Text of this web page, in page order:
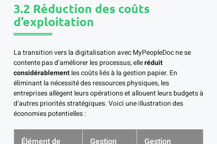
3.2 Réduction des coûts
d’exploitation
La transition vers la digitalisation avec MyPeopleDoc ne se
contente pas d’améliorer les processus; elleréduit
considérablementles coûts liés à la gestion papier. En
éliminant la nécessité des ressources physiques, les
entreprises allègent leurs opérations et allouent leurs budgets à
d’autres priorités stratégiques. Voici une illustration des
économies potentielles :
Élément de
Gestion
Gestion